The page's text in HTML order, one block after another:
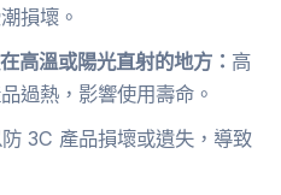
損壞。
高溫或陽光直射的地方： 高
過熱，影響使用壽命。
3C 產品損壞或遺失，導致